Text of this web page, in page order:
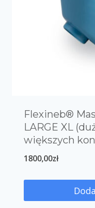
Flexineb®
LARGE XL
większych
1800,00zł